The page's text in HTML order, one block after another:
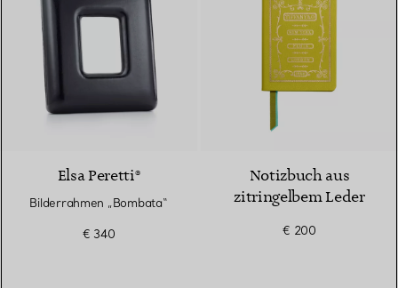
Elsa Peretti®
Bilderrahmen „Bombata“
€ 340
Notizbuch aus
zitringelbem Leder
€ 200